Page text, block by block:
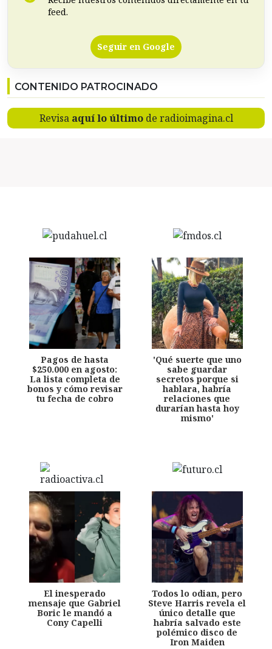
feed.
Seguir en Google
CONTENIDO PATROCINADO
Revisa aquí lo últimode radioimagina.cl
Pagos de hasta
$250.000 en agosto:
La lista completa de
bonos y cómo revisar
tu fecha de cobro
'Qué suerte que uno
sabe guardar
secretos porque si
hablara, habría
relaciones que
durarían hasta hoy
mismo'
El inesperado
mensaje que Gabriel
Boric le mandó a
Cony Capelli
Todos lo odian, pero
Steve Harris revela el
único detalle que
habría salvado este
polémico disco de
Iron Maiden